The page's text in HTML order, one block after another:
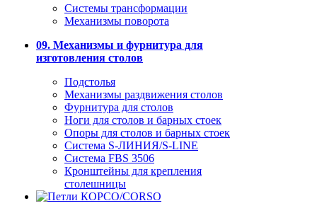
Системы трансформации
Механизмы поворота
09. Механизмы и фурнитура для
изготовления столов
Подстолья
Механизмы раздвижения столов
Фурнитура для столов
Ноги для столов и барных стоек
Опоры для столов и барных стоек
Система S-ЛИНИЯ/S-LINE
Система FBS 3506
Кронштейны для крепления
столешницы